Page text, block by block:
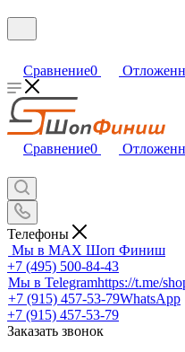
Сравнение0
Сравнение0
Телефоны
Мы в MAX Шоп Финиш
+7 (495) 500-84-43
Мы в Telegramhttps://t.me/
+7 (915) 457-53-79WhatsApp
+7 (915) 457-53-79
Заказать звонок